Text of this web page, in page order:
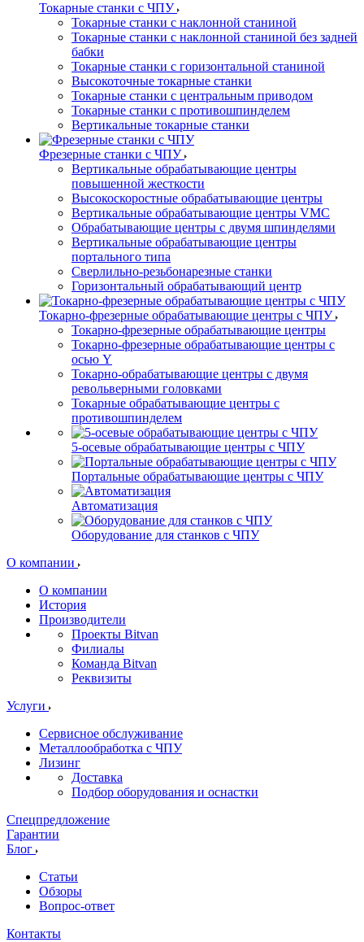
Токарные станки с ЧПУ
Токарные станки с наклонной станиной
Токарные станки с наклонной станиной без задней
бабки
Токарные станки с горизонтальной станиной
Высокоточные токарные станки
Токарные станки с центральным приводом
Токарные станки с противошпинделем
Вертикальные токарные станки
Фрезерные станки с ЧПУ
Вертикальные обрабатывающие центры
повышенной жесткости
Высокоскоростные обрабатывающие центры
Вертикальные обрабатывающие центры VMC
Обрабатывающие центры с двумя шпинделями
Вертикальные обрабатывающие центры
портального типа
Сверлильно-резьбонарезные станки
Горизонтальный обрабатывающий центр
Токарно-фрезерные обрабатывающие центры с ЧПУ
Токарно-фрезерные обрабатывающие центры
Токарно-фрезерные обрабатывающие центры с
осью Y
Токарно-обрабатывающие центры c двумя
револьверными головками
Токарные обрабатывающие центры с
противошпинделем
5-осевые обрабатывающие центры с ЧПУ
Портальные обрабатывающие центры с ЧПУ
Автоматизация
Оборудование для станков с ЧПУ
О компании
О компании
История
Производители
Проекты Bitvan
Филиалы
Команда Bitvan
Реквизиты
Услуги
Сервисное обслуживание
Металлообработка с ЧПУ
Лизинг
Доставка
Подбор оборудования и оснастки
Спецпредложение
Гарантии
Блог
Статьи
Обзоры
Вопрос-ответ
Контакты